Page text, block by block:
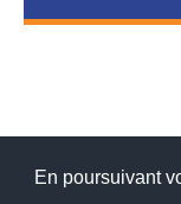
En poursuivant